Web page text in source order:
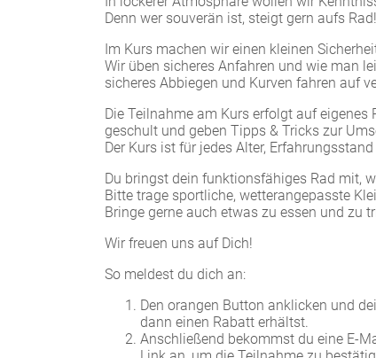
Denn wer souverän ist, steigt gern aufs Rad!
Im Kurs machen wir einen kleinen
Wir üben sicheres Anfahren und wie man
sicheres Abbiegen und Kurven fahren auf
Die Teilnahme am Kurs erfolgt auf
geschult und geben Tipps & Tricks zur
Der Kurs ist für jedes Alter,
Du bringst dein funktionsfähiges Rad mit,
Bitte trage sportliche, wetterangepasste
Bringe gerne auch etwas zu essen und zu
Wir freuen uns auf Dich!
So meldest du dich an:
Den orangen Button anklicken und
dann einen Rabatt erhältst.
Anschließend bekommst du eine E-